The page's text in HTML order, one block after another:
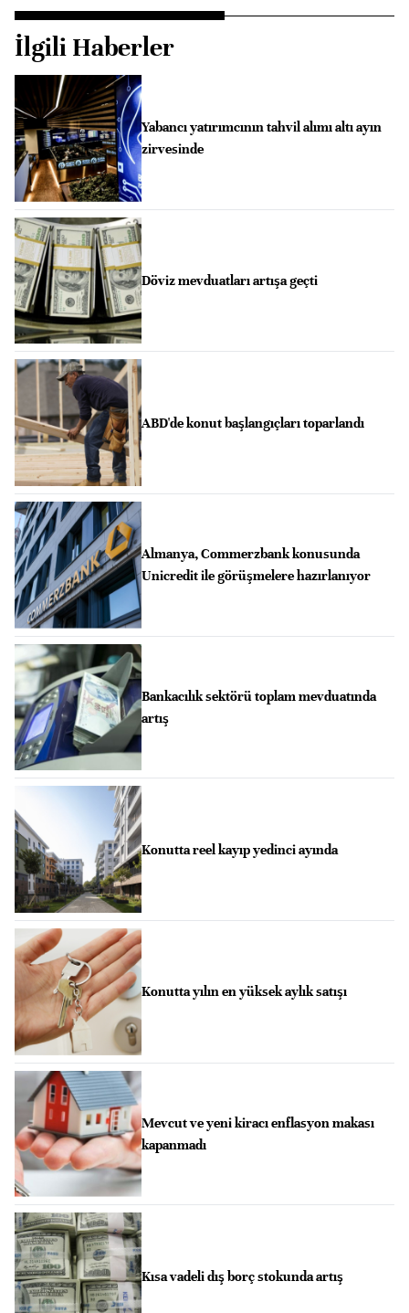
İlgili Haberler
Yabancı yatırımcının tahvil alımı altı ayın
zirvesinde
Döviz mevduatları artışa geçti
ABD'de konut başlangıçları toparlandı
Almanya, Commerzbank konusunda
Unicredit ile görüşmelere hazırlanıyor
Bankacılık sektörü toplam mevduatında
artış
Konutta reel kayıp yedinci ayında
Konutta yılın en yüksek aylık satışı
Mevcut ve yeni kiracı enflasyon makası
kapanmadı
Kısa vadeli dış borç stokunda artış